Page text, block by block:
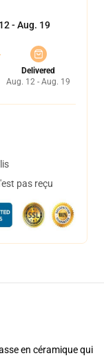
- Aug. 19
Delivered
Aug. 12 - Aug. 19
pas reçu
en céramique qui